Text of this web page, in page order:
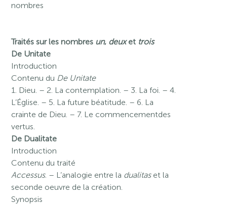
nombres
Traités sur les nombres un, deuxet trois
De Unitate
Introduction
Contenu du De Unitate
1. Dieu. – 2. La contemplation. – 3. La foi. – 4.
L’Église. – 5. La future béatitude. – 6. La
crainte de Dieu. – 7. Le commencementdes
vertus.
De Dualitate
Introduction
Contenu du traité
Accessus. – L’analogie entre la dualitas et la
seconde oeuvre de la création.
Synopsis